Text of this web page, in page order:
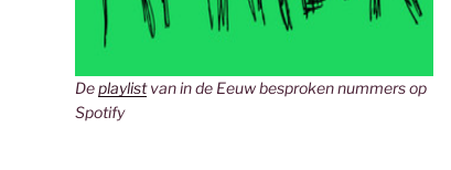
Deplaylistvan in de Eeuw besproken nummers op
Spotify